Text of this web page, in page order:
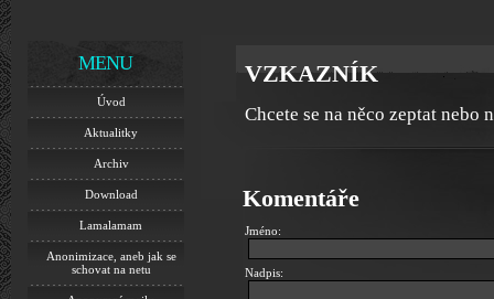
MENU
Úvod
Aktualitky
Archiv
Download
Lamalamam
Anonimizace, aneb jak se
schovat na netu
VZKAZNÍK
Chcete se na něco zeptat nebo
Komentáře
Jméno:
Nadpis: